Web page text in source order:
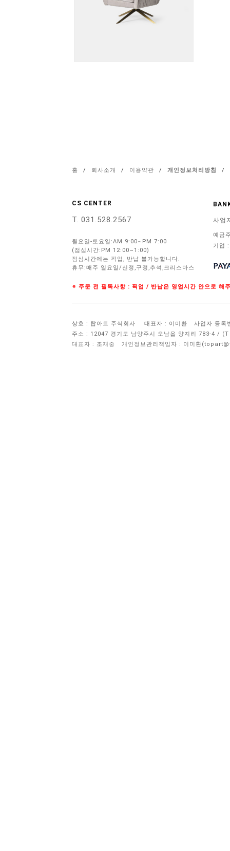
홈 / 회사소개 / 이용약관 / 개인정보처리방침 /
CS CENTER
T. 031.528.2567
월요일-토요일:AM 9:00~PM 7:00
(점심시간:PM 12:00~1:00)
점심시간에는 픽업, 반납 불가능합니다.
휴무:매주 일요일/신정,구정,추석,크리스마스
사업
예금
기업
※ 주문 전 필독사항 : 픽업 / 반납은 영업시간 안으로 해
상호 : 탑아트 주식회사 대표자 : 이미환
사업자 등록
주소 : 12047 경기도 남양주시 오남읍 양지리 783-4 /
대표자 : 조재중
개인정보관리책임자 : 이미환